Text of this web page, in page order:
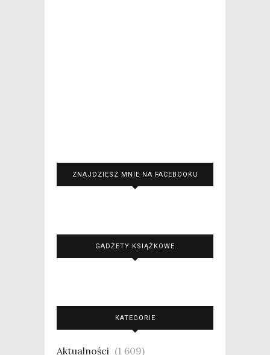
ZNAJDZIESZ MNIE NA FACEBOOKU
GADŻETY KSIĄŻKOWE
KATEGORIE
Aktualności (1 609)